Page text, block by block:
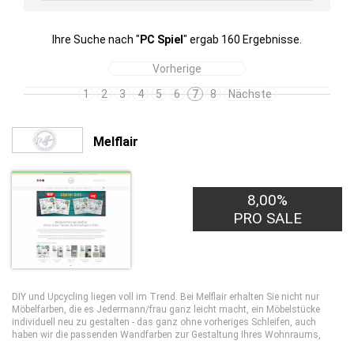
Ihre Suche nach " PC Spiel " ergab 160 Ergebnisse.
Vorherige
1
2 3 4 5 6 7 8 Nächste
Melflair
8,00%
PRO SALE
DIY und Upcycling liegen voll im Trend. Bei Melflair erhalten Sie nicht nur
Möbelfarben, die es Jedermann/frau ganz leicht macht, ein Möbelstücke
individuell neu zu gestalten - das ganz ohne vorheriges Schleifen, auch
haben wir die passenden Wandfarben zur Gestaltung Ihres Wohnraums,